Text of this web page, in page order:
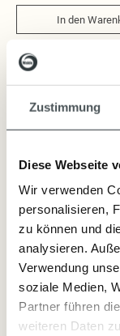
Zustimmung
Diese Webseite
Wir verwenden
personalisieren,
zu können und
analysieren.
Verwendung
soziale Medien,
Partner führen
weiteren Daten
Duftkerzen
Wasch- und
Waschmittel
Kerzen und Düfte
Spezialkerzen
Raumdüfte
Saunaöle
und mehr
Geschenkideen
Seifenschalen
Seifenspender
Kosmetiktaschen
In den